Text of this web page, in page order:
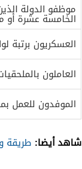
موظفو الدولة
الخامسة عشرة أو
العسكريون برتبة
العاملون
الموفدون للعمل
شاهد أيضا: طريقة